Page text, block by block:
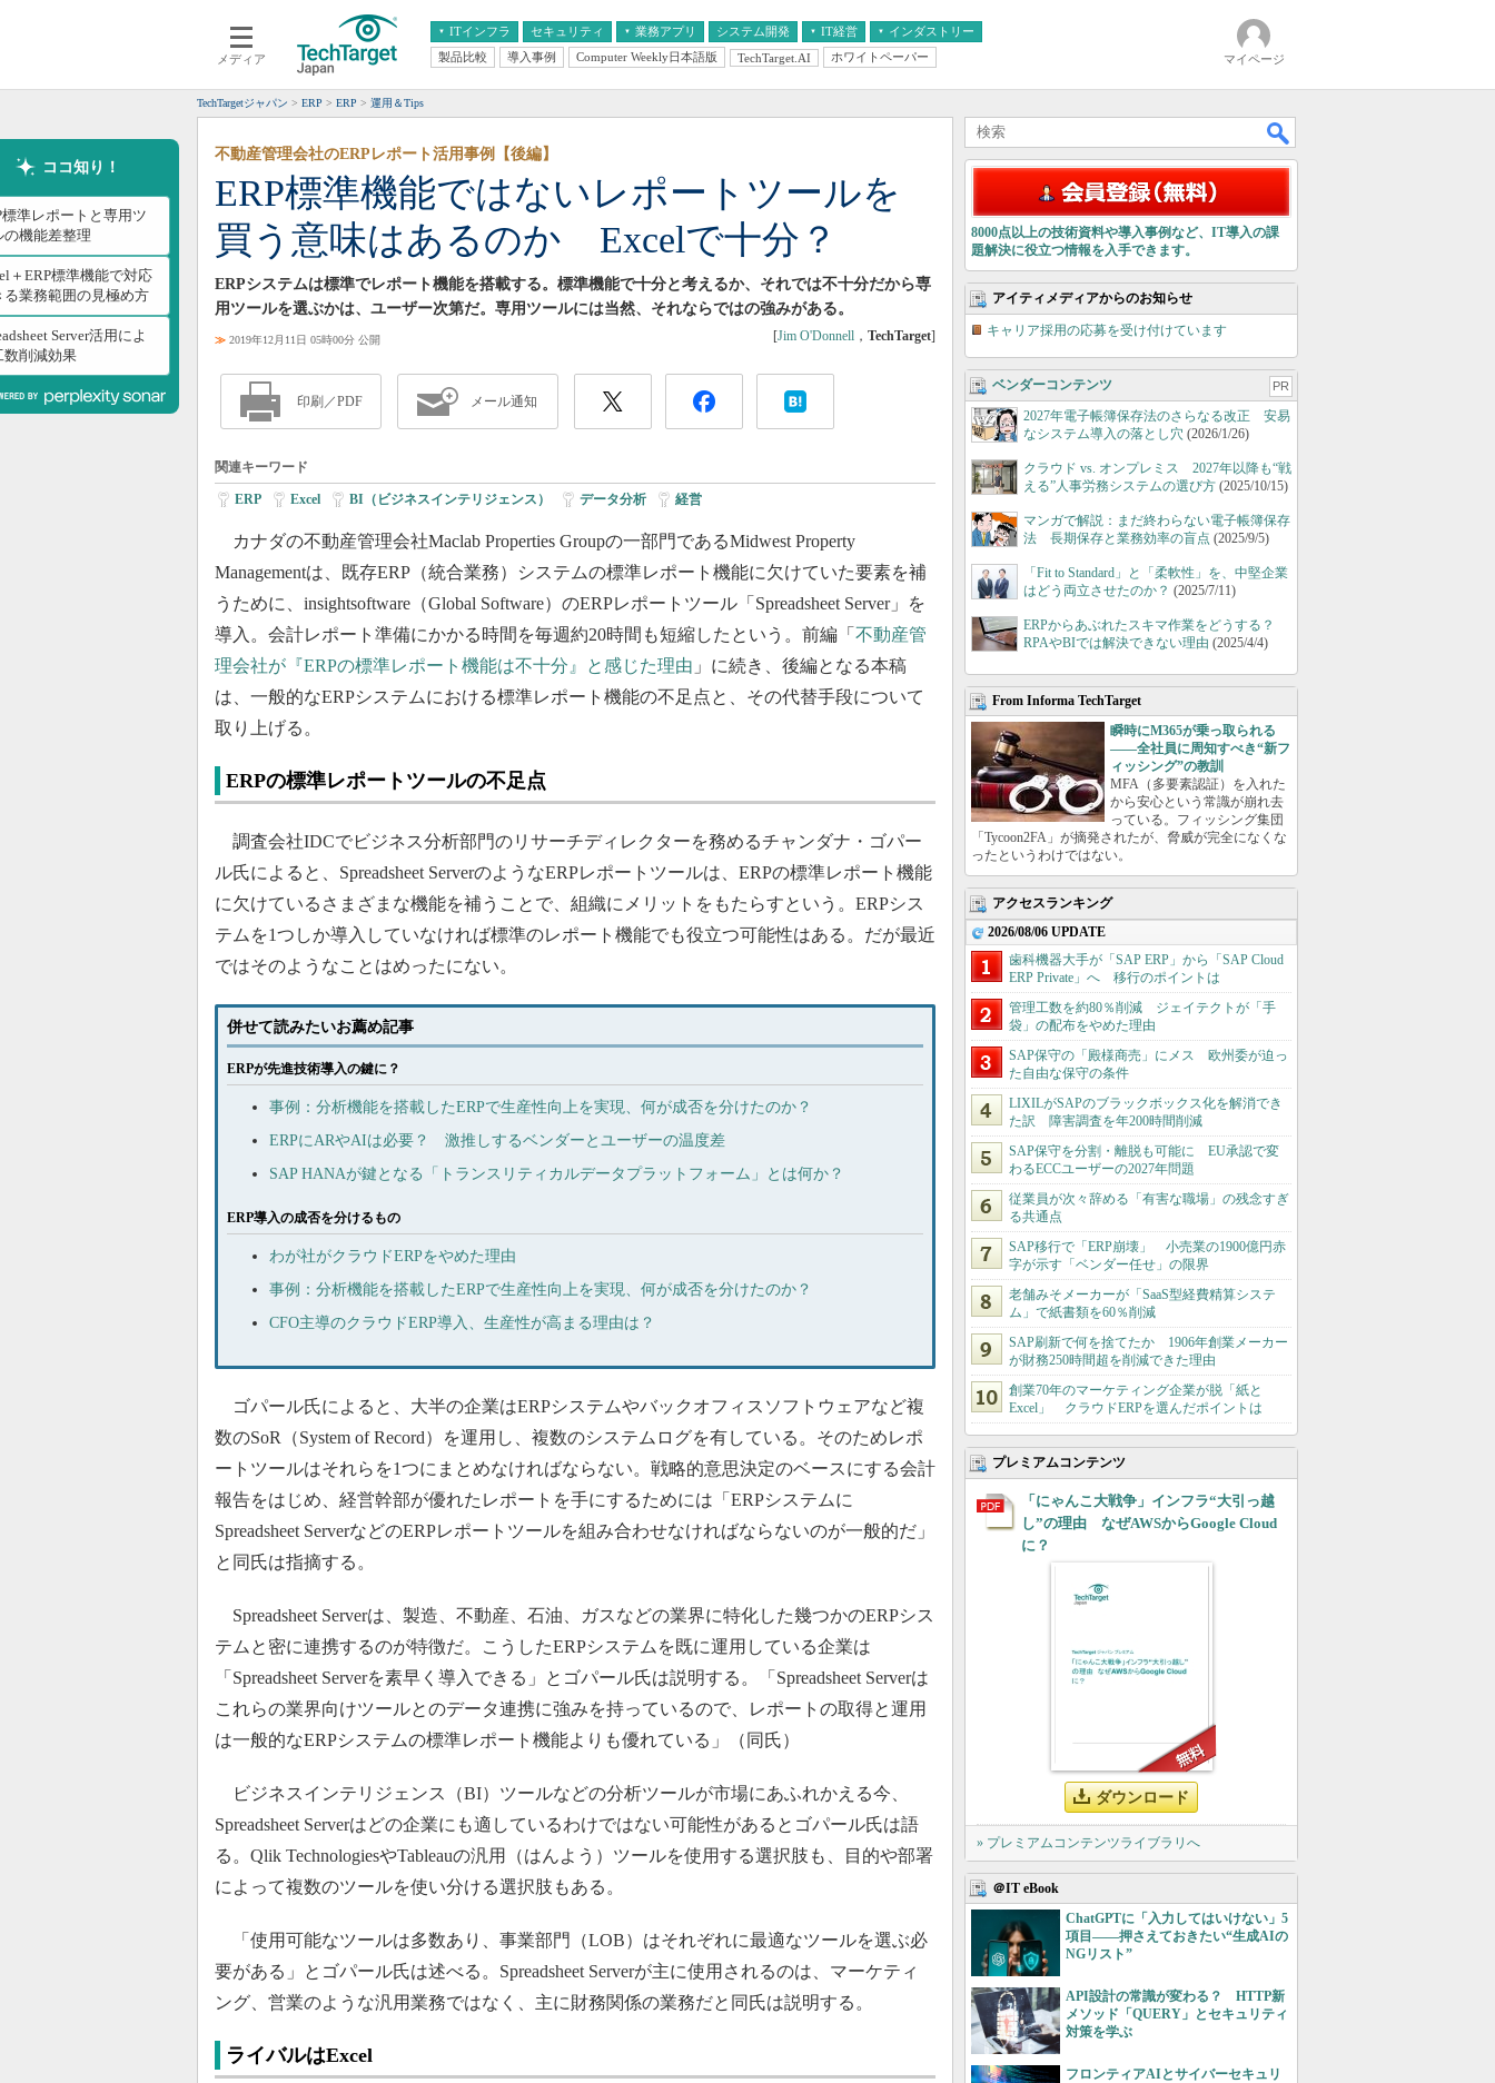
メディア
ITインフラ
クラウド
スマートモバイル
ネットワーク
システム運用管理
セキュリティ 業務アプリ
エンタープライズAI
ERP
CX
情報系システム
システム開発 IT経営
経営とIT
インダストリー
医療IT
製品比較 導入事例 Computer Weekly日本語版 TechTarget.AI ホワイトペーパー マイページ
TechTargetジャパン ERP ERP 運用＆Tips
ココ知り！
標準レポートと専用ツ
の機能差整理
＋ERP標準機能で対応
る業務範囲の見極め方
Server活用によ
数削減効果
ERP標準機能ではないレポートツールを
買う意味はあるのか Excelで十分？
不動産管理会社のERPレポート活用事例【後編】
ERPシステムは標準でレポート機能を搭載する。標準機能で十分と考えるか、それでは不十分だから専
用ツールを選ぶかは、ユーザー次第だ。専用ツールには当然、それならではの強みがある。
≫ 2019年12月11日 05時00分 公開 [Jim O'Donnell ， TechTarget]
印刷／PDF メール通知
関連キーワード
ERP Excel BI（ビジネスインテリジェンス） データ分析 経営
カナダの不動産管理会社Maclab Properties Groupの一部門であるMidwest Property
Managementは、既存ERP（統合業務）システムの標準レポート機能に欠けていた要素を補
うために、insightsoftware（Global Software）のERPレポートツール「Spreadsheet Server」を
導入。会計レポート準備にかかる時間を毎週約20時間も短縮したという。前編「 不動産管
理会社が『ERPの標準レポート機能は不十分』と感じた理由 」に続き、後編となる本稿
は、一般的なERPシステムにおける標準レポート機能の不足点と、その代替手段について
取り上げる。
ERPの標準レポートツールの不足点
調査会社IDCでビジネス分析部門のリサーチディレクターを務めるチャンダナ・ゴパー
ル氏によると、Spreadsheet ServerのようなERPレポートツールは、ERPの標準レポート機能
に欠けているさまざまな機能を補うことで、組織にメリットをもたらすという。ERPシス
テムを1つしか導入していなければ標準のレポート機能でも役立つ可能性はある。だが最近
ではそのようなことはめったにない。
併せて読みたいお薦め記事
ERPが先進技術導入の鍵に？
事例：分析機能を搭載したERPで生産性向上を実現、何が成否を分けたのか？
ERPにARやAIは必要？ 激推しするベンダーとユーザーの温度差
SAP HANAが鍵となる「トランスリティカルデータプラットフォーム」とは何か？
ERP導入の成否を分けるもの
わが社がクラウドERPをやめた理由
事例：分析機能を搭載したERPで生産性向上を実現、何が成否を分けたのか？
CFO主導のクラウドERP導入、生産性が高まる理由は？
ゴパール氏によると、大半の企業はERPシステムやバックオフィスソフトウェアなど複
数のSoR（System of Record）を運用し、複数のシステムログを有している。そのためレポ
ートツールはそれらを1つにまとめなければならない。戦略的意思決定のベースにする会計
報告をはじめ、経営幹部が優れたレポートを手にするためには「ERPシステムに
Spreadsheet ServerなどのERPレポートツールを組み合わせなければならないのが一般的だ」
と同氏は指摘する。
Spreadsheet Serverは、製造、不動産、石油、ガスなどの業界に特化した幾つかのERPシス
テムと密に連携するのが特徴だ。こうしたERPシステムを既に運用している企業は
「Spreadsheet Serverを素早く導入できる」とゴパール氏は説明する。「Spreadsheet Serverは
これらの業界向けツールとのデータ連携に強みを持っているので、レポートの取得と運用
は一般的なERPシステムの標準レポート機能よりも優れている」（同氏）
ビジネスインテリジェンス（BI）ツールなどの分析ツールが市場にあふれかえる今、
Spreadsheet Serverはどの企業にも適しているわけではない可能性があるとゴパール氏は語
る。Qlik TechnologiesやTableauの汎用（はんよう）ツールを使用する選択肢も、目的や部署
によって複数のツールを使い分ける選択肢もある。
「使用可能なツールは多数あり、事業部門（LOB）はそれぞれに最適なツールを選ぶ必
要がある」とゴパール氏は述べる。Spreadsheet Serverが主に使用されるのは、マーケティ
ング、営業のような汎用業務ではなく、主に財務関係の業務だと同氏は説明する。
ライバルはExcel
8000点以上の技術資料や導入事例など、IT導入の課
題解決に役立つ情報を入手できます。
アイティメディアからのお知らせ
キャリア採用の応募を受け付けています
ベンダーコンテンツ PR
2027年電子帳簿保存法のさらなる改正 安易
なシステム導入の落とし穴 (2026/1/26)
クラウド vs. オンプレミス 2027年以降も“戦
える”人事労務システムの選び方 (2025/10/15)
マンガで解説：まだ終わらない電子帳簿保存
法 長期保存と業務効率の盲点 (2025/9/5)
「Fit to Standard」と「柔軟性」を、中堅企業
はどう両立させたのか？ (2025/7/11)
ERPからあぶれたスキマ作業をどうする？
RPAやBIでは解決できない理由 (2025/4/4)
From Informa TechTarget
瞬時にM365が乗っ取られる
――全社員に周知すべき“新フ
ィッシング”の教訓
MFA（多要素認証）を入れた
から安心という常識が崩れ去
っている。フィッシング集団
「Tycoon2FA」が摘発されたが、脅威が完全になくな
ったというわけではない。
アクセスランキング
2026/08/06 UPDATE
歯科機器大手が「SAP ERP」から「SAP Cloud
ERP Private」へ 移行のポイントは
管理工数を約80％削減 ジェイテクトが「手
袋」の配布をやめた理由
SAP保守の「殿様商売」にメス 欧州委が迫っ
た自由な保守の条件
LIXILがSAPのブラックボックス化を解消でき
た訳 障害調査を年200時間削減
SAP保守を分割・離脱も可能に EU承認で変
わるECCユーザーの2027年問題
従業員が次々辞める「有害な職場」の残念すぎ
る共通点
SAP移行で「ERP崩壊」 小売業の1900億円赤
字が示す「ベンダー任せ」の限界
老舗みそメーカーが「SaaS型経費精算システ
ム」で紙書類を60％削減
SAP刷新で何を捨てたか 1906年創業メーカー
が財務250時間超を削減できた理由
創業70年のマーケティング企業が脱「紙と
Excel」 クラウドERPを選んだポイントは
プレミアムコンテンツ
「にゃんこ大戦争」インフラ“大引っ越
し”の理由 なぜAWSからGoogle Cloud
に？
ダウンロード
» プレミアムコンテンツライブラリへ
＠IT eBook
ChatGPTに「入力してはいけない」5
項目――押さえておきたい“生成AIの
NGリスト”
API設計の常識が変わる？ HTTP新
メソッド「QUERY」とセキュリティ
対策を学ぶ
フロンティアAIとサイバーセキュリ